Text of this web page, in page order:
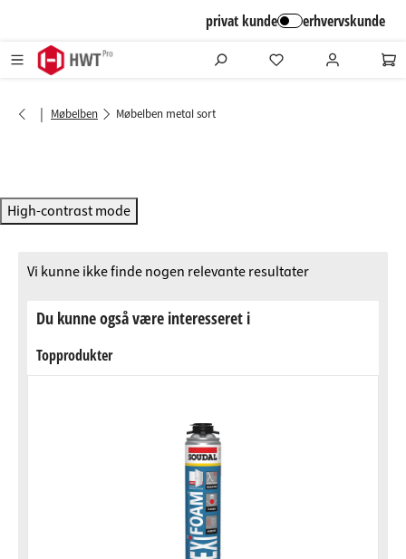
privat kunde erhvervskunde
| Møbelben Møbelben metal sort
High-contrast mode
Vi kunne ikke finde nogen relevante resultater
Du kunne også være interesseret i
Topprodukter